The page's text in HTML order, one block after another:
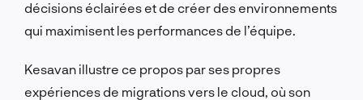
décisions éclairées et de créer des environnements
qui maximisent les performances de l’équipe.
Kesavan illustre ce propos par ses propres
expériences de migrations vers le cloud, où son